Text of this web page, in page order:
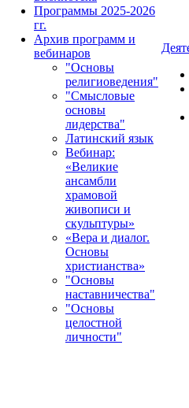
Программы 2025-2026
гг.
Архив программ и
вебинаров
"Основы
религиоведения"
"Смысловые
основы
лидерства"
Латинский язык
Вебинар:
«Великие
ансамбли
храмовой
живописи и
скульптуры»
«Вера и диалог.
Основы
христианства»
"Основы
наставничества"
"Основы
целостной
личности"